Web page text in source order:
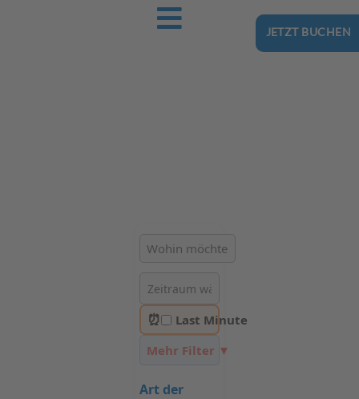
JETZT BUCHEN
⏰
Last Minute
Mehr Filter ▼
Art der